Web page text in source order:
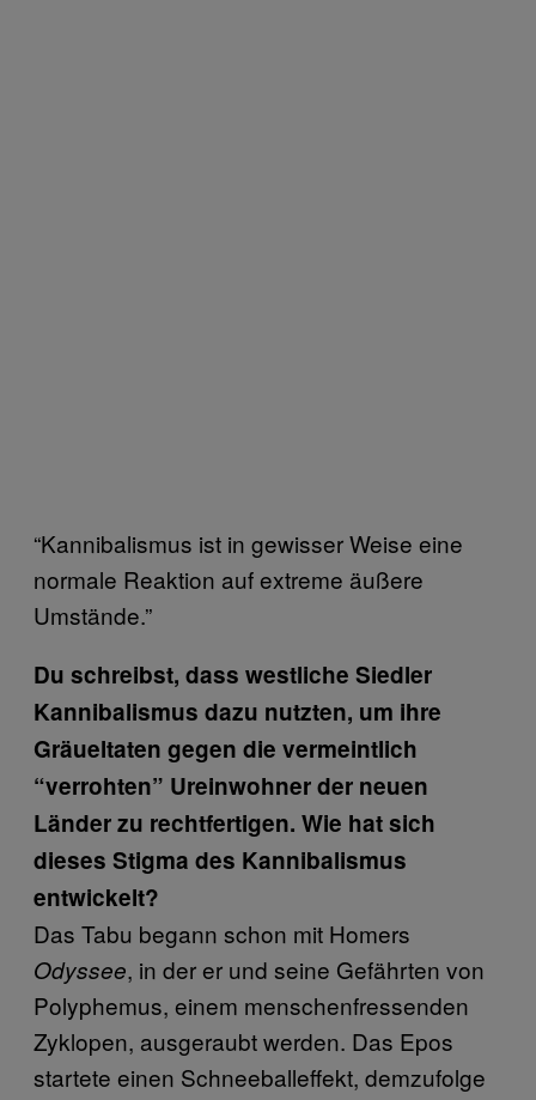
“Kannibalismus ist in gewisser Weise eine
normale Reaktion auf extreme äußere
Umstände.”
Du schreibst, dass westliche Siedler
Kannibalismus dazu nutzten, um ihre
Gräueltaten gegen die vermeintlich
“verrohten” Ureinwohner der neuen
Länder zu rechtfertigen. Wie hat sich
dieses Stigma des Kannibalismus
entwickelt?
Das Tabu begann schon mit Homers
Odyssee, in der er und seine Gefährten von
Polyphemus, einem menschenfressenden
Zyklopen, ausgeraubt werden. Das Epos
startete einen Schneeballeffekt, demzufolge